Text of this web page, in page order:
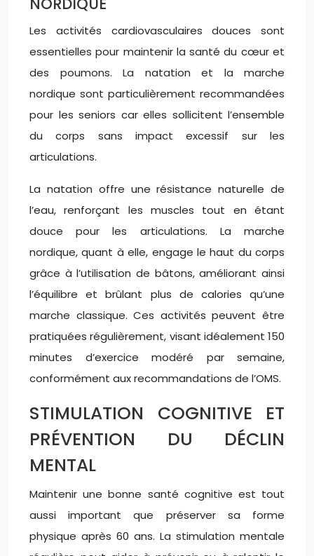
Les activités cardiovasculaires douces sont
essentielles pour maintenir la santé du cœur et
des poumons. La natation et la marche
nordique sont particulièrement recommandées
pour les seniors car elles sollicitent l’ensemble
du corps sans impact excessif sur les
articulations.
La natation offre une résistance naturelle de
l’eau, renforçant les muscles tout en étant
douce pour les articulations. La marche
nordique, quant à elle, engage le haut du corps
grâce à l’utilisation de bâtons, améliorant ainsi
l’équilibre et brûlant plus de calories qu’une
marche classique. Ces activités peuvent être
pratiquées régulièrement, visant idéalement 150
minutes d’exercice modéré par semaine,
conformément aux recommandations de l’OMS.
STIMULATION COGNITIVE ET
PRÉVENTION DU DÉCLIN
MENTAL
Maintenir une bonne santé cognitive est tout
aussi important que préserver sa forme
physique après 60 ans. La stimulation mentale